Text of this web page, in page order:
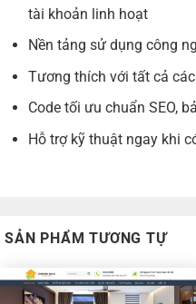
tài khoản linh hoạt
Nền tảng sử dụng công
Tương thích với tất cả
Code tối ưu chuẩn SEO,
Hỗ trợ kỹ thuật ngay khi
SẢN PHẨM TƯƠNG TỰ